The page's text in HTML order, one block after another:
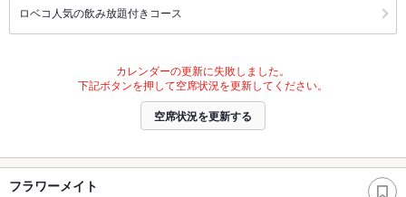
ロベコ人気の飲み放題付きコース
カレンダーの更新に失敗しました。
下記ボタンを押して空席状況を更新してください。
空席状況を更新する
フラワーメイト